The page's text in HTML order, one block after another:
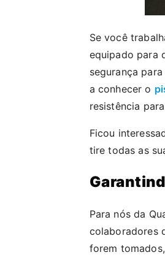
Se você
equipado para
segurança
a conhecer o
resistência
Ficou
tire todas as
Para nós da
colaboradores
forem